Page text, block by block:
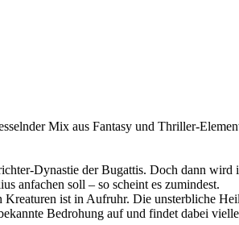
Mix aus Fantasy und Thriller-
Dynastie der Bugattis. Doch dann
anfachen soll – so scheint es zumindest.
ist in Aufruhr. Die unsterbliche
Bedrohung auf und findet dabei